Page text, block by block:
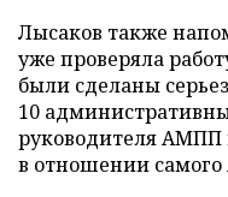
Лысаков также
уже проверяла
были сделаны
10
руководителя АМПП
в отношении